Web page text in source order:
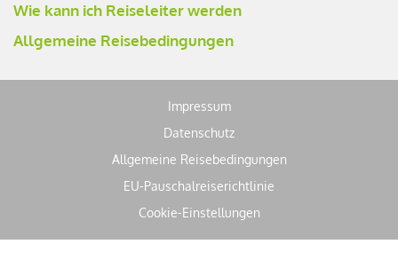
Wie kann ich Reiseleiter werden
Allgemeine Reisebedingungen
Impressum
Datenschutz
Allgemeine Reisebedingungen
EU-Pauschalreiserichtlinie
Cookie-Einstellungen